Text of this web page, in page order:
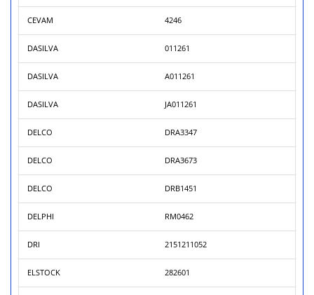
CEVAM 4246
DASILVA 011261
DASILVA A011261
DASILVA JA011261
DELCO DRA3347
DELCO DRA3673
DELCO DRB1451
DELPHI RM0462
DRI 2151211052
ELSTOCK 282601